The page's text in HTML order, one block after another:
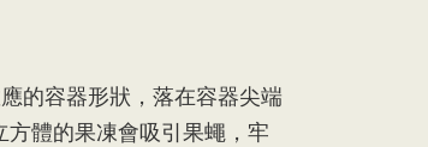
的容器形狀，落在容器尖端
體的果凍會吸引果蠅，牢